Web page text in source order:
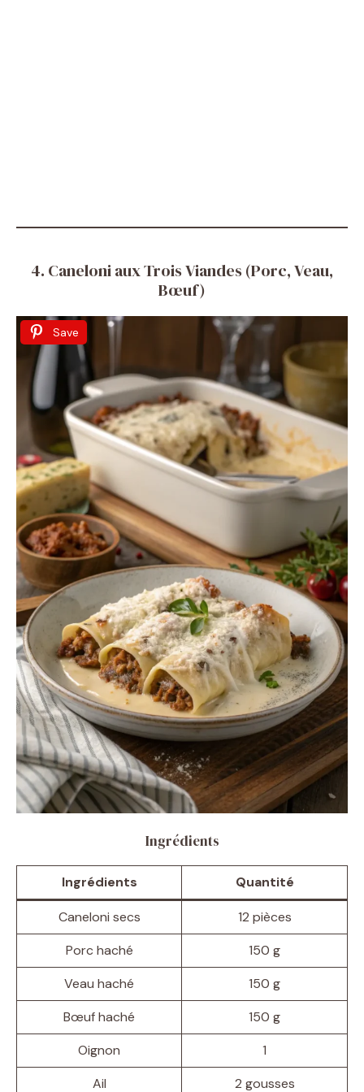
4. Caneloni aux Trois Viandes (Porc, Veau,
Bœuf)
Save
Ingrédients
Ingrédients Quantité
Caneloni secs
12 pièces
Porc haché
150 g
Veau haché
150 g
Bœuf haché
150 g
Oignon
1
Ail
2 gousses